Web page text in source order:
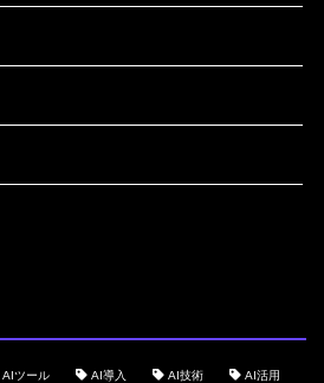
AIツール AI導入 AI技術 AI活用